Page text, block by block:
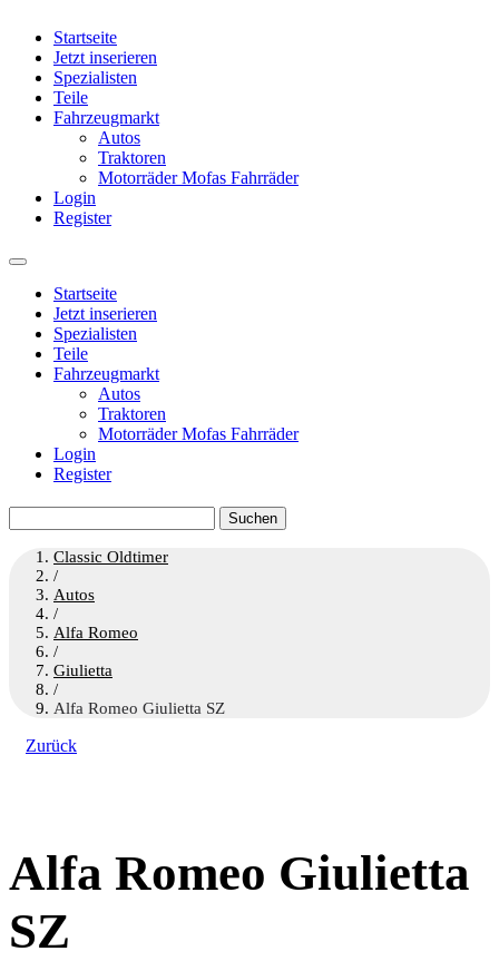
Startseite
Jetzt inserieren
Spezialisten
Teile
Fahrzeugmarkt
Autos
Traktoren
Motorräder Mofas Fahrräder
Login
Register
Startseite
Jetzt inserieren
Spezialisten
Teile
Fahrzeugmarkt
Autos
Traktoren
Motorräder Mofas Fahrräder
Login
Register
nach:
Classic Oldtimer
/
Autos
/
Alfa Romeo
/
Giulietta
/
Alfa Romeo Giulietta SZ
Zurück
Alfa Romeo Giulietta
SZ